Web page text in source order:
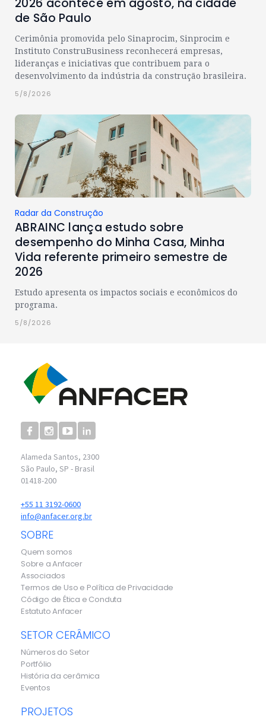
2026 acontece em agosto, na cidade
de São Paulo
Cerimônia promovida pelo Sinaprocim, Sinprocim e
Instituto ConstruBusiness reconhecerá empresas,
lideranças e iniciativas que contribuem para o
desenvolvimento da indústria da construção brasileira.
5/8/2026
Radar da Construção
ABRAINC lança estudo sobre
desempenho do Minha Casa, Minha
Vida referente primeiro semestre de
2026
Estudo apresenta os impactos sociais e econômicos do
programa.
5/8/2026
Alameda Santos, 2300
São Paulo, SP - Brasil
01418-200
+55 11 3192-0600
info@anfacer.org.br
SOBRE
Quem somos
Sobre a Anfacer
Associados
Termos de Uso e Política de Privacidade
Código de Ética e Conduta
Estatuto Anfacer
SETOR CERÂMICO
Números do Setor
Portfólio
História da cerâmica
Eventos
PROJETOS